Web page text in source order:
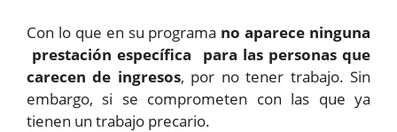
Con lo que en su programa no aparece ninguna
prestación específica para las personas que
carecen de ingresos, por no tener trabajo. Sin
embargo, si se comprometen con las que ya
tienen un trabajo precario.